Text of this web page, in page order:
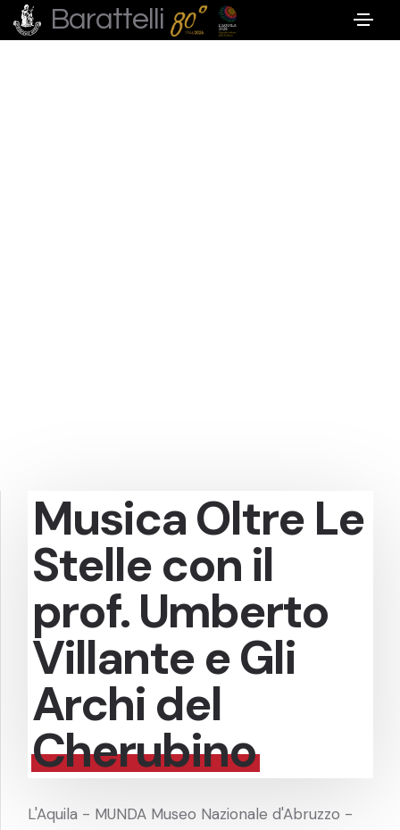
Barattelli
Musica Oltre Le
Stelle con il
prof. Umberto
Villante e Gli
Archi del
Cherubino
L'Aquila - MUNDA Museo Nazionale d'Abruzzo -